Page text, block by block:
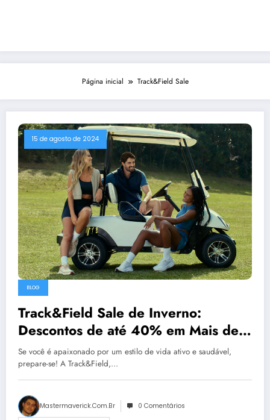
Página inicial Track&Field Sale
15 de agosto de 2024
BLOG
Track&Field Sale de Inverno:
Descontos de até 40% em Mais de
600 Produtos!
Se você é apaixonado por um estilo de vida ativo e saudável,
prepare-se! A Track&Field,…
Mastermaverick.com.br 0 Comentários